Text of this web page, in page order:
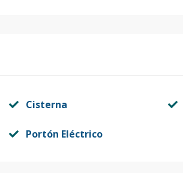
Cisterna
Portón Eléctrico